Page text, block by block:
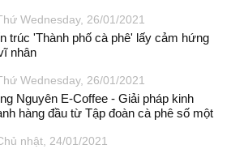
Wednesday, 26/01/2021
trúc 'Thành phố cà phê' lấy cảm hứng
nhân
Wednesday, 26/01/2021
Nguyên E-Coffee - Giải pháp kinh
hàng đầu từ Tập đoàn cà phê số một
nhật, 24/01/2021